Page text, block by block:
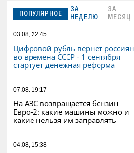
ПОПУЛЯРНОЕ
ЗА
НЕДЕЛЮ
ЗА
МЕСЯЦ
03.08, 22:45
Цифровой рубль вернет россиян
во времена СССР - 1 сентября
стартует денежная реформа
07.08, 19:17
На АЗС возвращается бензин
Евро‑2: какие машины можно и
какие нельзя им заправлять
04.08, 15:38